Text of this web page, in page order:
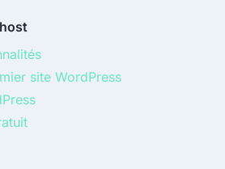
site WordPress